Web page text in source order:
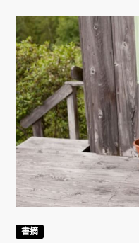
付費電子報「
你說他是攝影師、是編
說，自己呈現的才是
書摘